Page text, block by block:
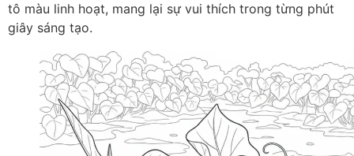
tô màu linh hoạt, mang lại sự vui thích trong từng phút
giây sáng tạo.